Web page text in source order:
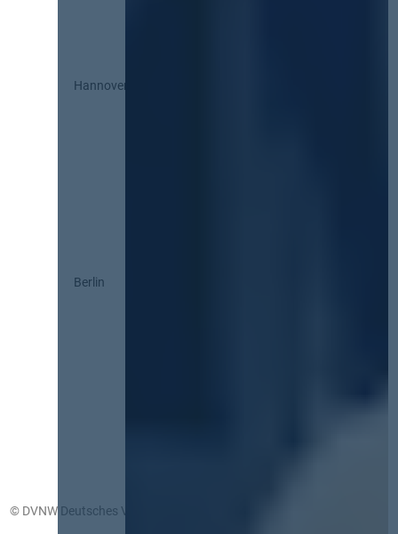
Hannover
Berlin
© DVNW Deutsches Vergabenetzwerk GmbH